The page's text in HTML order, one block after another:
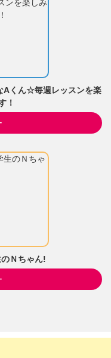
Aくん☆毎週レッスンを楽
！
Ｎちゃん!